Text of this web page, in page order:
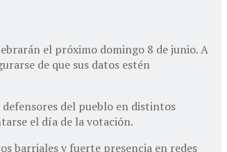
el próximo domingo 8 de junio. A
de que sus datos estén
defensores del pueblo en distintos
el día de la votación.
barriales y fuerte presencia en redes